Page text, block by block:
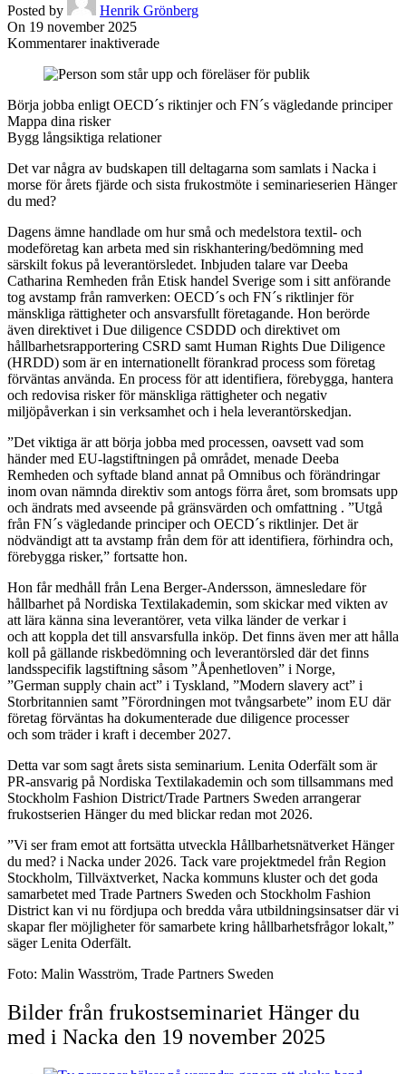
Posted by
Henrik Grönberg
On 19 november 2025
Kommentarer inaktiveradeför
i
Börja jobba enligt OECD´s riktinjer och FN´s vägledande principer
Mappa dina risker
Bygg långsiktiga relationer
Det var några av budskapen till deltagarna som samlats i Nacka i
morse för årets fjärde och sista frukostmöte i seminarieserien Hänger
du med?
Dagens ämne handlade om hur små och medelstora textil- och
modeföretag kan arbeta med sin riskhantering/bedömning med
särskilt fokus på leverantörsledet. Inbjuden talare var Deeba
Catharina Remheden från Etisk handel Sverige som i sitt anförande
tog avstamp från ramverken: OECD´s och FN´s riktlinjer för
mänskliga rättigheter och ansvarsfullt företagande. Hon berörde
även direktivet i Due diligence CSDDD och direktivet om
hållbarhetsrapportering CSRD samt Human Rights Due Diligence
(HRDD) som är en internationellt förankrad process som företag
förväntas använda. En process för att identifiera, förebygga, hantera
och redovisa risker för mänskliga rättigheter och negativ
miljöpåverkan i sin verksamhet och i hela leverantörskedjan.
”Det viktiga är att börja jobba med processen, oavsett vad som
händer med EU-lagstiftningen på området, menade Deeba
Remheden och syftade bland annat på Omnibus och förändringar
inom ovan nämnda direktiv som antogs förra året, som bromsats upp
och ändrats med avseende på gränsvärden och omfattning . ”Utgå
från FN´s vägledande principer och OECD´s riktlinjer. Det är
nödvändigt att ta avstamp från dem för att identifiera, förhindra och,
förebygga risker,” fortsatte hon.
Hon får medhåll från Lena Berger-Andersson, ämnesledare för
hållbarhet på Nordiska Textilakademin, som skickar med vikten av
att lära känna sina leverantörer, veta vilka länder de verkar i
och att koppla det till ansvarsfulla inköp. Det finns även mer att hålla
koll på gällande riskbedömning och leverantörsled där det finns
landsspecifik lagstiftning såsom ”Åpenhetloven” i Norge,
”German supply chain act” i Tyskland, ”Modern slavery act” i
Storbritannien samt ”Förordningen mot tvångsarbete” inom EU där
företag förväntas ha dokumenterade due diligence processer
och som träder i kraft i december 2027.
Detta var som sagt årets sista seminarium. Lenita Oderfält som är
PR-ansvarig på Nordiska Textilakademin och som tillsammans med
Stockholm Fashion District/Trade Partners Sweden arrangerar
frukostserien Hänger du med blickar redan mot 2026.
”Vi ser fram emot att fortsätta utveckla Hållbarhetsnätverket Hänger
du med? i Nacka under 2026. Tack vare projektmedel från Region
Stockholm, Tillväxtverket, Nacka kommuns kluster och det goda
samarbetet med Trade Partners Sweden och Stockholm Fashion
District kan vi nu fördjupa och bredda våra utbildningsinsatser där vi
skapar fler möjligheter för samarbete kring hållbarhetsfrågor lokalt,”
säger Lenita Oderfält.
Foto: Malin Wasström, Trade Partners Sweden
Bilder från frukostseminariet Hänger du
med i Nacka den 19 november 2025